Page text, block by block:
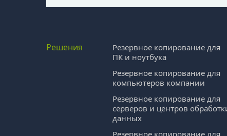
Решения
Резервное копирование для
ПК и ноутбука
Резервное копирование для
компьютеров компании
Резервное копирование для
серверов и центров
данных
Резервное копирование для